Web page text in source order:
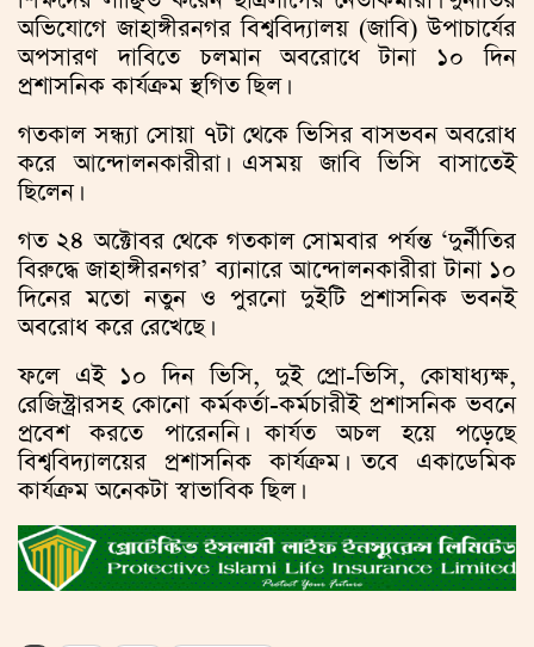
অভিযোগে জাহাঙ্গীরনগর বিশ্ববিদ্যালয় (জাবি) উপাচার্যের
অপসারণ দাবিতে চলমান অবরোধে টানা ১০ দিন
প্রশাসনিক কার্যক্রম স্থগিত ছিল।
গতকাল সন্ধ্যা সোয়া ৭টা থেকে ভিসির বাসভবন অবরোধ
করে আন্দোলনকারীরা। এসময় জাবি ভিসি বাসাতেই
ছিলেন।
গত ২৪ অক্টোবর থেকে গতকাল সোমবার পর্যন্ত ‘দুর্নীতির
বিরুদ্ধে জাহাঙ্গীরনগর’ ব্যানারে আন্দোলনকারীরা টানা ১০
দিনের মতো নতুন ও পুরনো দুইটি প্রশাসনিক ভবনই
অবরোধ করে রেখেছে।
ফলে এই ১০ দিন ভিসি, দুই প্রো-ভিসি, কোষাধ্যক্ষ,
রেজিস্ট্রারসহ কোনো কর্মকর্তা-কর্মচারীই প্রশাসনিক ভবনে
প্রবেশ করতে পারেননি। কার্যত অচল হয়ে পড়েছে
বিশ্ববিদ্যালয়ের প্রশাসনিক কার্যক্রম। তবে একাডেমিক
কার্যক্রম অনেকটা স্বাভাবিক ছিল।